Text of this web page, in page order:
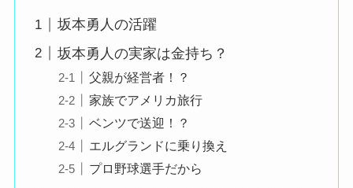
坂本勇人の活躍
坂本勇人の実家は金持ち？
父親が経営者！？
家族でアメリカ旅行
ベンツで送迎！？
エルグランドに乗り換え
プロ野球選手だから